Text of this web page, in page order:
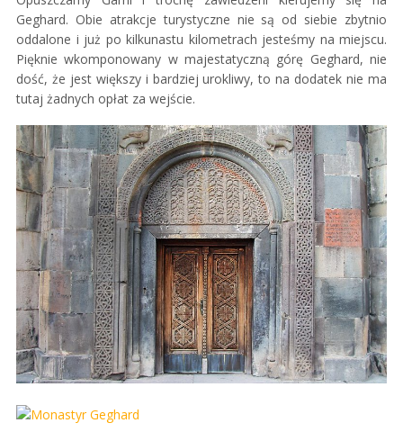
Geghard. Obie atrakcje turystyczne nie są od siebie zbytnio
oddalone i już po kilkunastu kilometrach jesteśmy na miejscu.
Pięknie wkomponowany w majestatyczną górę Geghard, nie
dość, że jest większy i bardziej urokliwy, to na dodatek nie ma
tutaj żadnych opłat za wejście.